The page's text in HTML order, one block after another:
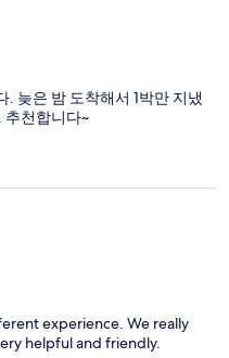
늦은 밤 도착해서 1박만 지냈
추천합니다~
experience. We really
helpful and friendly.